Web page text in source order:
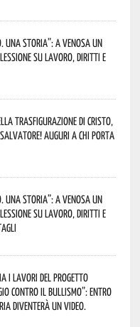
storia”: a Venosa un
su lavoro, diritti e
Trasfigurazione di Cristo,
Salvatore! Auguri a chi porta
storia”: a Venosa un
su lavoro, diritti e
i lavori del progetto
contro il bullismo”: entro
diventerà un video.